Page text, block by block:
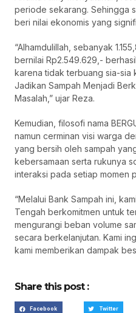
periode sekarang. Sehingga
beri nilai ekonomis yang
“Alhamdulillah, sebanyak
bernilai Rp2.549.629,-
karena tidak terbuang sia-sia
Jadikan Sampah Menjadi
Masalah,” ujar Reza.
Kemudian, filosofi nama
namun cerminan visi warga
yang bersih oleh sampah
kebersamaan serta rukunya
interaksi pada setiap momen
“Melalui Bank Sampah ini,
Tengah berkomitmen untuk
mengurangi beban volume
secara berkelanjutan. Kami
kami memberikan dampak
Share this post :
Facebook Twitter